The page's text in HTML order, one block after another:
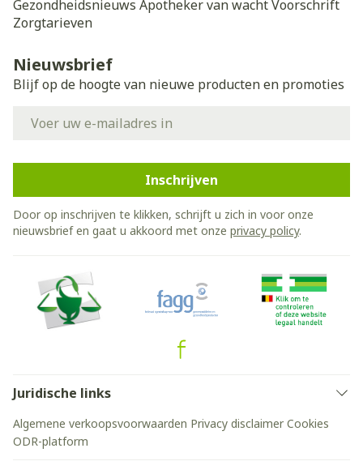
Gezondheidsnieuws Apotheker van wachtVoorschrift
Zorgtarieven
Nieuwsbrief
Blijf op de hoogte van nieuwe producten en promoties
Inschrijven
Door op inschrijven te klikken, schrijft u zich in voor onze
nieuwsbrief en gaat u akkoord met onze privacy policy.
Juridische links
Algemene verkoopsvoorwaarden Privacy disclaimer Cookies
ODR-platform